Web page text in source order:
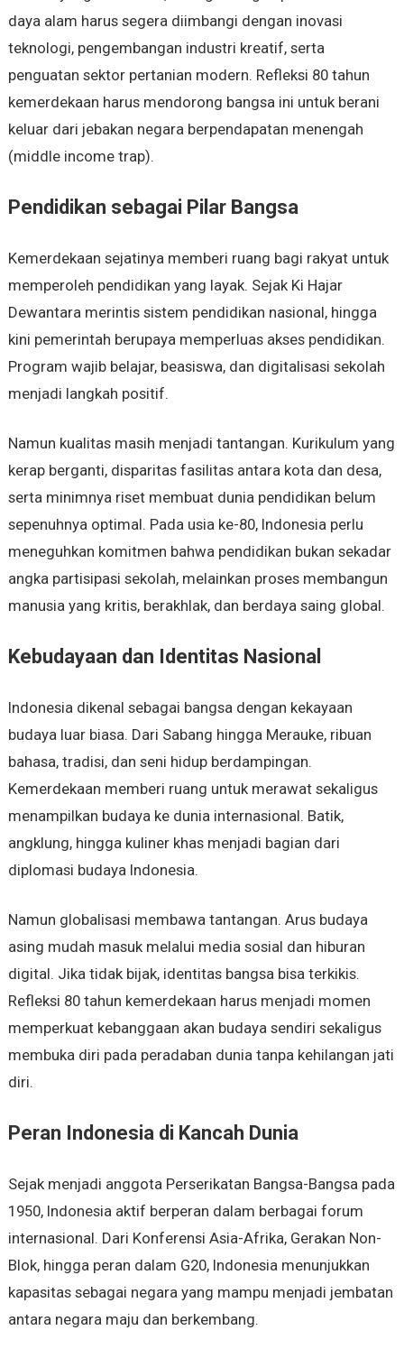
daya alam harus segera diimbangi dengan inovasi
teknologi, pengembangan industri kreatif, serta
penguatan sektor pertanian modern. Refleksi 80 tahun
kemerdekaan harus mendorong bangsa ini untuk berani
keluar dari jebakan negara berpendapatan menengah
(middle income trap).
Pendidikan sebagai Pilar Bangsa
Kemerdekaan sejatinya memberi ruang bagi rakyat untuk
memperoleh pendidikan yang layak. Sejak Ki Hajar
Dewantara merintis sistem pendidikan nasional, hingga
kini pemerintah berupaya memperluas akses pendidikan.
Program wajib belajar, beasiswa, dan digitalisasi sekolah
menjadi langkah positif.
Namun kualitas masih menjadi tantangan. Kurikulum yang
kerap berganti, disparitas fasilitas antara kota dan desa,
serta minimnya riset membuat dunia pendidikan belum
sepenuhnya optimal. Pada usia ke-80, Indonesia perlu
meneguhkan komitmen bahwa pendidikan bukan sekadar
angka partisipasi sekolah, melainkan proses membangun
manusia yang kritis, berakhlak, dan berdaya saing global.
Kebudayaan dan Identitas Nasional
Indonesia dikenal sebagai bangsa dengan kekayaan
budaya luar biasa. Dari Sabang hingga Merauke, ribuan
bahasa, tradisi, dan seni hidup berdampingan.
Kemerdekaan memberi ruang untuk merawat sekaligus
menampilkan budaya ke dunia internasional. Batik,
angklung, hingga kuliner khas menjadi bagian dari
diplomasi budaya Indonesia.
Namun globalisasi membawa tantangan. Arus budaya
asing mudah masuk melalui media sosial dan hiburan
digital. Jika tidak bijak, identitas bangsa bisa terkikis.
Refleksi 80 tahun kemerdekaan harus menjadi momen
memperkuat kebanggaan akan budaya sendiri sekaligus
membuka diri pada peradaban dunia tanpa kehilangan jati
diri.
Peran Indonesia di Kancah Dunia
Sejak menjadi anggota Perserikatan Bangsa-Bangsa pada
1950, Indonesia aktif berperan dalam berbagai forum
internasional. Dari Konferensi Asia-Afrika, Gerakan Non-
Blok, hingga peran dalam G20, Indonesia menunjukkan
kapasitas sebagai negara yang mampu menjadi jembatan
antara negara maju dan berkembang.